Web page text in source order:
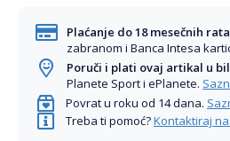
Plaćanje do 18 mesečnih rata
zabranom i Banca Intesa
Poruči i plati ovaj artikal u
Planete Sport i ePlanete.
Povrat u roku od 14 dana.
Treba ti pomoć?Kontaktiraj